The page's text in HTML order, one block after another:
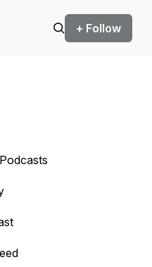
+ Follow
backward.